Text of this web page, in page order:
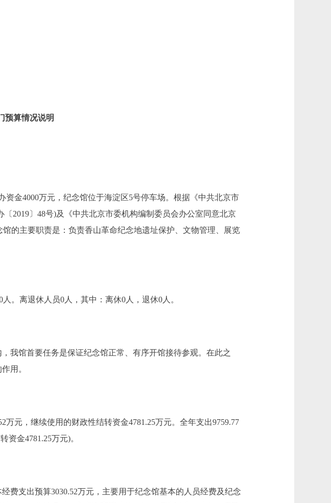
预算情况说明
金4000万元，纪念馆位于海淀区5号停车场。根据《中共北京市
2019〕48号)及《中共北京市委机构编制委员会办公室同意北京
的主要职责是：负责香山革命纪念地遗址保护、文物管理、展览
离退休人员0人，其中：离休0人，退休0人。
馆首要任务是保证纪念馆正常、有序开馆接待参观。在此之
用。
元，继续使用的财政性结转资金4781.25万元。全年支出9759.77
资金4781.25万元)。
支出预算3030.52万元，主要用于纪念馆基本的人员经费及纪念